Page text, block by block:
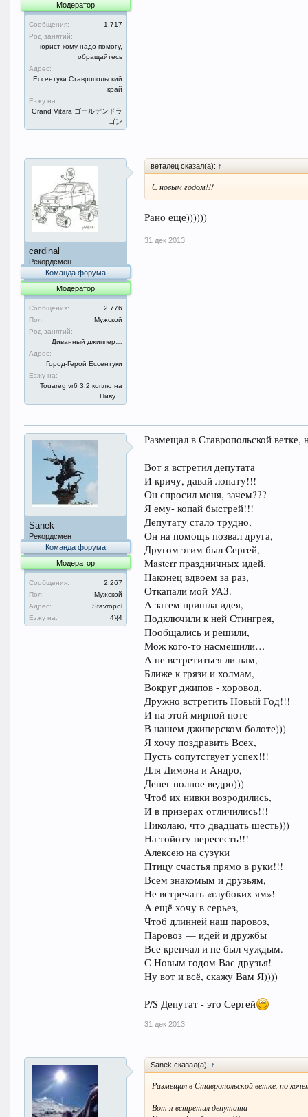
Модератор
Сообщения:
1.717
Род занятий:
юрист-кому надо помогу,
обращайтесь
Адрес:
Ессентуки Ставропольский
край
Езжу на:
Grand Vitara ゴールデンドラ
ゴン
cardinal
Рекордсмен
Команда форума
Модератор
Сообщения:
2.776
Пол:
Мужской
Род занятий:
Диванный джиппер…
Адрес:
Город-Герой Ессентуки
Езжу на:
Touareg vr6 3.2 коплю на
Ниву…
веталец сказал(а): ↑
С новым годом!!!
Рано еще))))))
31 дек 2013
Sanek
Рекордсмен
Команда форума
Модератор
Сообщения:
2.267
Пол:
Мужской
Адрес:
Stavropol
Езжу на:
4}{4
Размещал в Ставропольской
Вот я встретил депутата
И кричу, давай лопату!!!
Он спросил меня, зачем???
Я ему- копай быстрей!!!
Депутату стало трудно,
Он на помощь позвал друга,
Другом этим был Сергей,
Masterr праздничных идей.
Наконец вдвоем за раз,
Откапали мой УАЗ.
А затем пришла идея,
Подключили к ней Стингрея,
Пообщались и решили,
Мож кого-то насмешили…
А не встретиться ли нам,
Ближе к грязи и холмам,
Вокруг джипов - хоровод,
Дружно встретить Новый Год!!!
И на этой мирной ноте
В нашем джиперском болоте)))
Я хочу поздравить Всех,
Пусть сопутствует успех!!!
Для Димона и Андро,
Денег полное ведро)))
Чтоб их нивки возродились,
И в призерах отличились!!!
Николаю, что двадцать шесть)))
На тойоту пересесть!!!
Алексею на сузуки
Птицу счастья прямо в руки!!!
Всем знакомым и друзьям,
Не встречать «глубоких ям»!
А ещё хочу в серьез,
Чтоб длинней наш паровоз,
Паровоз — идей и дружбы
Все крепчал и не был чуждым.
С Новым годом Вас друзья!
Ну вот и всё, скажу Вам Я))))
P/S Депутат - это Сергей
31 дек 2013
Sanek сказал(а): ↑
Размещал в Ставропольской ветке, но
Вот я встретил депутата